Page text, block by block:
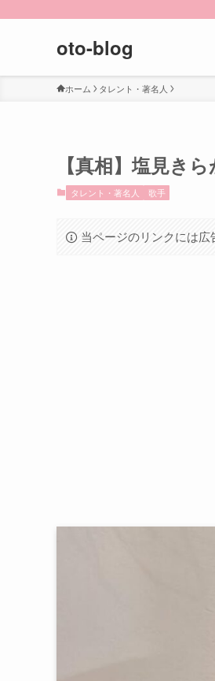
oto-blog
ホーム タレント・著名人
【真相】塩見き
タレント・著名人 歌手
当ページのリンクには広